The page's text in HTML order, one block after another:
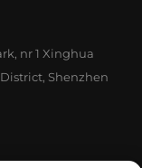
nr 1 Xinghua
Shenzhen